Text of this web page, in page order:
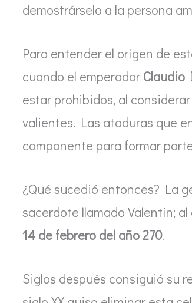
demostrárselo a la persona
Para entender el orígen de
cuando el emperador Claudio
estar prohibidos, al
valientes. Las ataduras que
componente para formar
¿Qué sucedió entonces? La
sacerdote llamado Valentín;
14 de febrero del año 270.
Siglos después consiguió su